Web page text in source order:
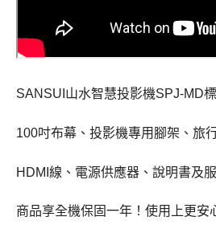
SANSUI山水智慧投影機SPJ-MD
100吋布幕、投影機專用腳架、旅
HDMI線、電源供應器、說明書及
商品享全機保固一年！使用上更安